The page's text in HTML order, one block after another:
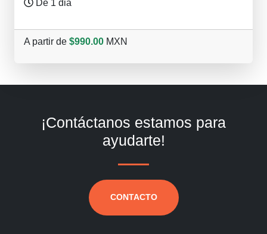
De 1 dia
A partir de $990.00 MXN
¡Contáctanos estamos para
ayudarte!
CONTACTO